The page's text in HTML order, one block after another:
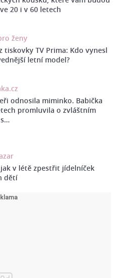
20 i v 60 letech
ženy
tiskovky TV Prima: Kdo vynesl
letní model?
odnosila miminko. Babička
promluvila o zvláštním
v létě zpestřit jídelníček
dětí